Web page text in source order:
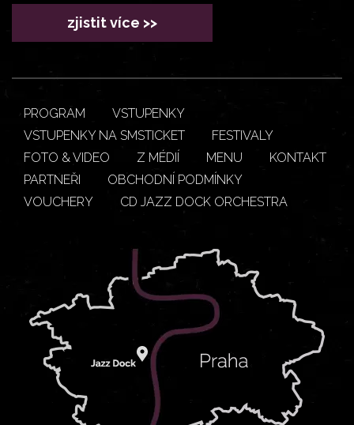
zjistit více >>
PROGRAM
VSTUPENKY
VSTUPENKY NA SMSTICKET
FESTIVALY
FOTO & VIDEO
Z MÉDIÍ MENU
KONTAKT
PARTNEŘI
OBCHODNÍ PODMÍNKY
VOUCHERY
CD JAZZ DOCK ORCHESTRA